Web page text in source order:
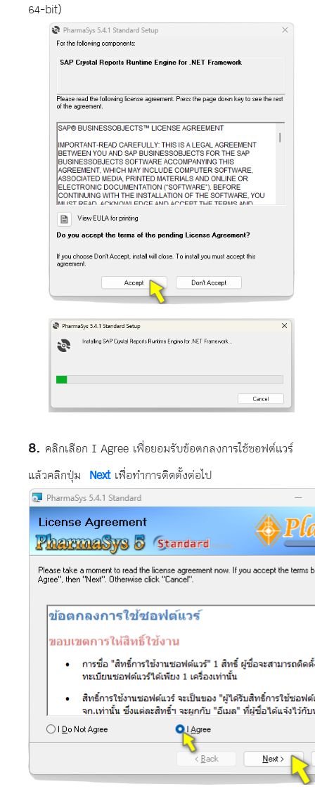
64-bit)
คลิกเลือก I Agree เพื่อยอมรับข้อตกลงการใช้ซอฟต์แวร์
แล้วคลิกปุ่ม Nextเพื่อทำการติดตั้งต่อไป